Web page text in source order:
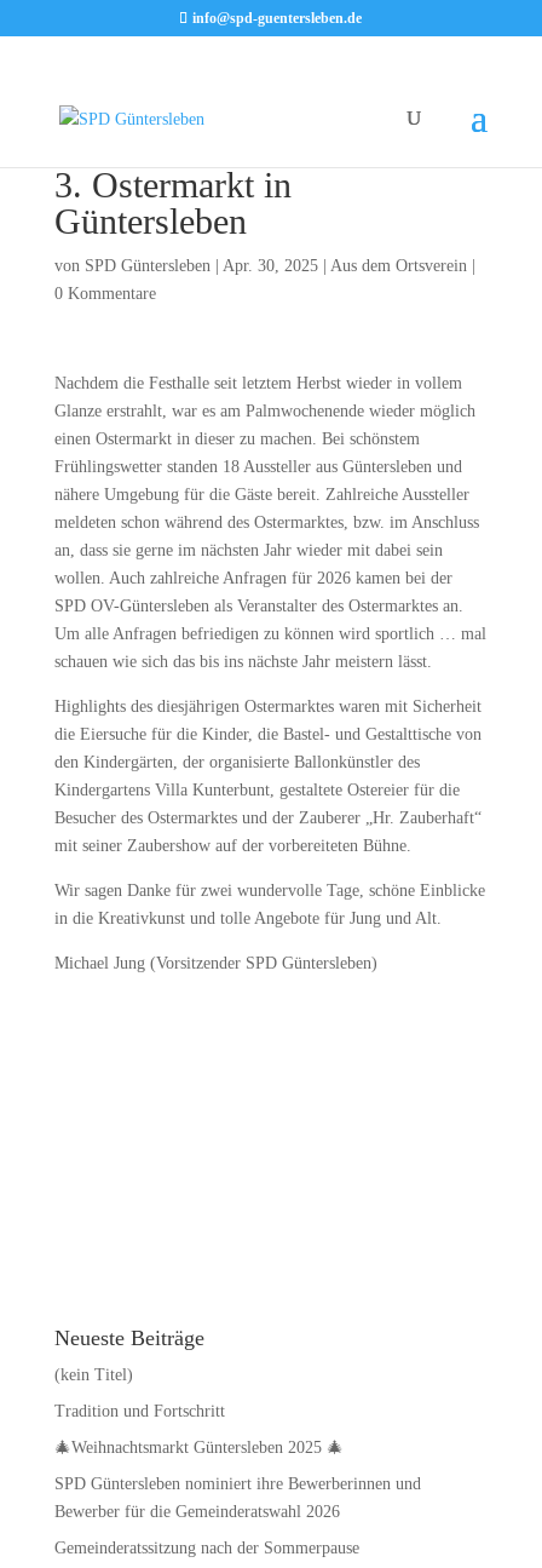
info@spd-guentersleben.de
3. Ostermarkt in
Güntersleben
von SPD Güntersleben| Apr. 30, 2025| Aus dem Ortsverein|
0 Kommentare
Nachdem die Festhalle seit letztem Herbst wieder in vollem
Glanze erstrahlt, war es am Palmwochenende wieder möglich
einen Ostermarkt in dieser zu machen. Bei schönstem
Frühlingswetter standen 18 Aussteller aus Güntersleben und
nähere Umgebung für die Gäste bereit. Zahlreiche Aussteller
meldeten schon während des Ostermarktes, bzw. im Anschluss
an, dass sie gerne im nächsten Jahr wieder mit dabei sein
wollen. Auch zahlreiche Anfragen für 2026 kamen bei der
SPD OV-Güntersleben als Veranstalter des Ostermarktes an.
Um alle Anfragen befriedigen zu können wird sportlich … mal
schauen wie sich das bis ins nächste Jahr meistern lässt.
Highlights des diesjährigen Ostermarktes waren mit Sicherheit
die Eiersuche für die Kinder, die Bastel- und Gestalttische von
den Kindergärten, der organisierte Ballonkünstler des
Kindergartens Villa Kunterbunt, gestaltete Ostereier für die
Besucher des Ostermarktes und der Zauberer „Hr. Zauberhaft“
mit seiner Zaubershow auf der vorbereiteten Bühne.
Wir sagen Danke für zwei wundervolle Tage, schöne Einblicke
in die Kreativkunst und tolle Angebote für Jung und Alt.
Michael Jung (Vorsitzender SPD Güntersleben)
Neueste Beiträge
(kein Titel)
Tradition und Fortschritt
🎄Weihnachtsmarkt Güntersleben 2025 🎄
SPD Güntersleben nominiert ihre Bewerberinnen und
Bewerber für die Gemeinderatswahl 2026
Gemeinderatssitzung nach der Sommerpause